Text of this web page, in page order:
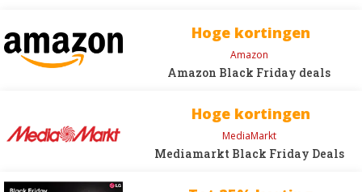
Hoge kortingen
Amazon
Amazon Black Friday deals
Hoge kortingen
MediaMarkt
Mediamarkt Black Friday Deals